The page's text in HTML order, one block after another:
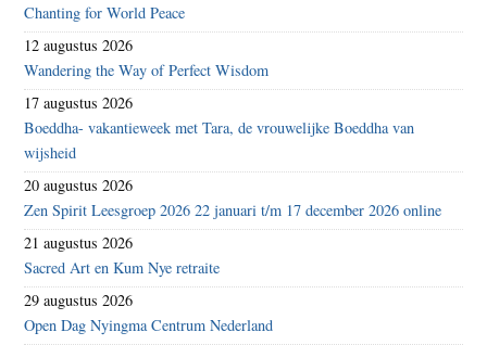
Chanting for World Peace
12 augustus 2026
Wandering the Way of Perfect Wisdom
17 augustus 2026
Boeddha- vakantieweek met Tara, de vrouwelijke Boeddha van
wijsheid
20 augustus 2026
Zen Spirit Leesgroep 2026 22 januari t/m 17 december 2026 online
21 augustus 2026
Sacred Art en Kum Nye retraite
29 augustus 2026
Open Dag Nyingma Centrum Nederland